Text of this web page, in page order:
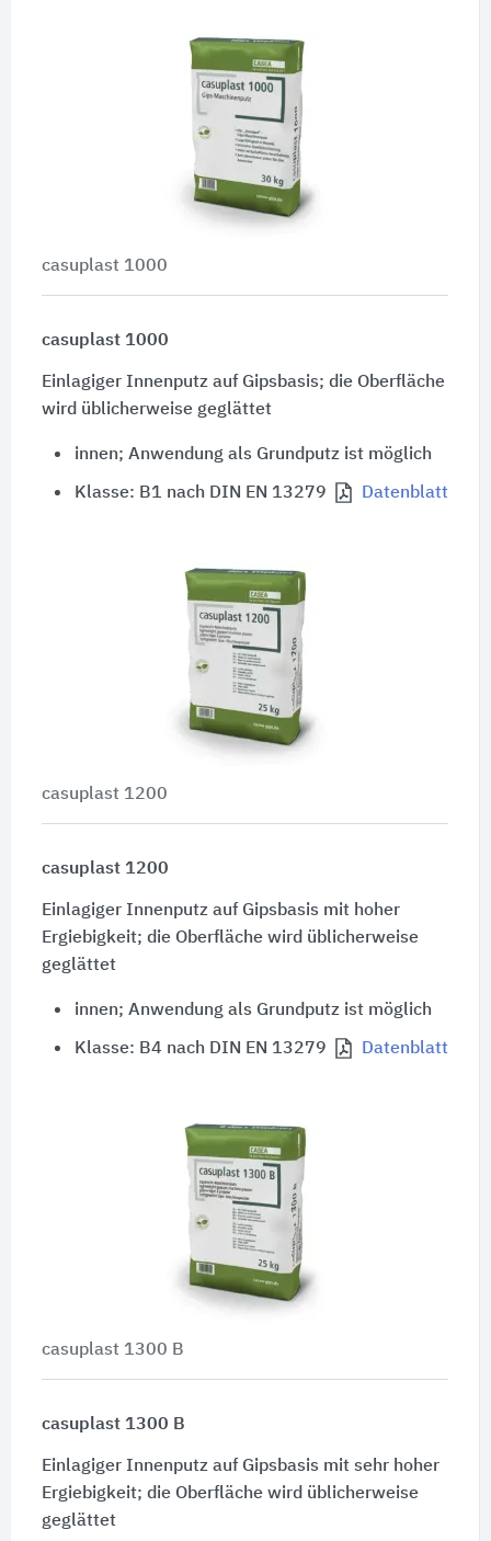
casuplast 1000
casuplast 1000
Einlagiger Innenputz auf Gipsbasis; die Oberfläche
wird üblicherweise geglättet
innen; Anwendung als Grundputz ist möglich
Klasse: B1 nach DIN EN 13279 Datenblatt
casuplast 1200
casuplast 1200
Einlagiger Innenputz auf Gipsbasis mit hoher
Ergiebigkeit; die Oberfläche wird üblicherweise
geglättet
innen; Anwendung als Grundputz ist möglich
Klasse: B4 nach DIN EN 13279 Datenblatt
casuplast 1300 B
casuplast 1300 B
Einlagiger Innenputz auf Gipsbasis mit sehr hoher
Ergiebigkeit; die Oberfläche wird üblicherweise
geglättet